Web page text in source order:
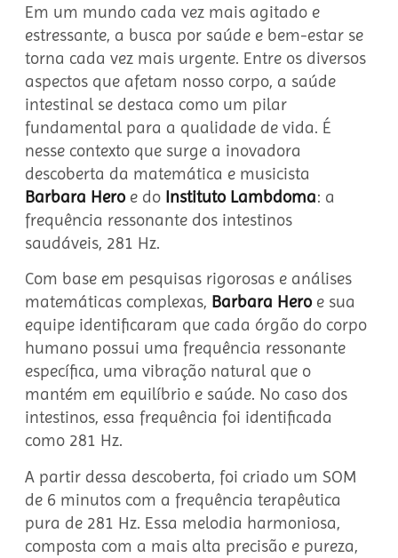
Em um mundo cada vez mais agitado e
estressante, a busca por saúde e bem-estar se
torna cada vez mais urgente. Entre os diversos
aspectos que afetam nosso corpo, a saúde
intestinal se destaca como um pilar
fundamental para a qualidade de vida. É
nesse contexto que surge a inovadora
descoberta da matemática e musicista
Barbara Hero e do Instituto Lambdoma: a
frequência ressonante dos intestinos
saudáveis, 281 Hz.
Com base em pesquisas rigorosas e análises
matemáticas complexas, Barbara Hero e sua
equipe identificaram que cada órgão do corpo
humano possui uma frequência ressonante
específica, uma vibração natural que o
mantém em equilíbrio e saúde. No caso dos
intestinos, essa frequência foi identificada
como 281 Hz.
A partir dessa descoberta, foi criado um SOM
de 6 minutos com a frequência terapêutica
pura de 281 Hz. Essa melodia harmoniosa,
composta com a mais alta precisão e pureza,